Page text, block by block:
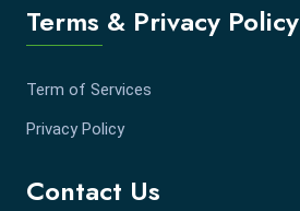
Terms & Privacy Policy
Term of Services
Privacy Policy
Contact Us